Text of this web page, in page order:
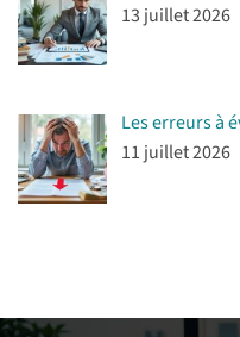
13 juillet 2026
Les erreurs à
11 juillet 2026